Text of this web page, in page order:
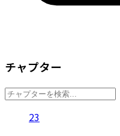
チャプター
23